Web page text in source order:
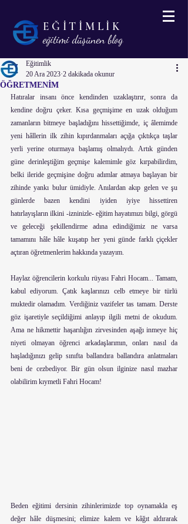
EĞİTİMLİK
eğitimi düşünen blog
ÖĞRETMENİM
Eğitimlik
20 Ara 2023 2 dakikada okunur
Hatıralar insanı önce kendinden uzaklaştırır, sonra da
kendine doğru çeker. Kısa geçmişime en uzak olduğum
zamanların bitmeye başladığını hissettiğimde, iç âlemimde
yeni hâllerin ilk zihin kıpırdanmaları açığa çıktıkça taşlar
yerli yerine oturmaya başlamış olmalıydı. Artık günden
güne derinleştiğim geçmişe kalemimle göz kırpabilirdim,
belki ileride geçmişine doğru adımlar atmaya başlayan bir
zihinde yankı bulur ümidiyle. Anılardan akıp gelen ve şu
günlerde bazen kendini iyiden iyiye hissettiren
hatırlayışların ilkini -izninizle- eğitim hayatımızı bilgi, görgü
ve geleceği şekillendirme adına edindiğimiz ne varsa
tamamını hâle hâle kuşatıp her yeni günde farklı çiçekler
açtıran öğretmenlerim hakkında yazayım.
Haylaz öğrencilerin korkulu rüyası Fahri Hocam... Tamam,
kabul ediyorum. Çatık kaşlarınızı celb etmeye bir türlü
muktedir olamadım. Verdiğiniz vazifeler tas tamam. Derste
göz işaretiyle seçildiğimi anlayıp ilgili metni de okudum.
Ama ne hikmettir haşarılığın zirvesinden aşağı inmeye hiç
niyeti olmayan öğrenci arkadaşlarımın, onları nasıl da
haşladığınızı gelip sınıfta ballandıra ballandıra anlatmaları
beni de cezbediyor. Bir gün olsun ilginize nasıl mazhar
olabilirim kıymetli Fahri Hocam!
Beden eğitimi dersinin zihinlerimizde top oynamakla eş
değer hâle düşmesini; elimize kalem ve kâğıt aldırarak